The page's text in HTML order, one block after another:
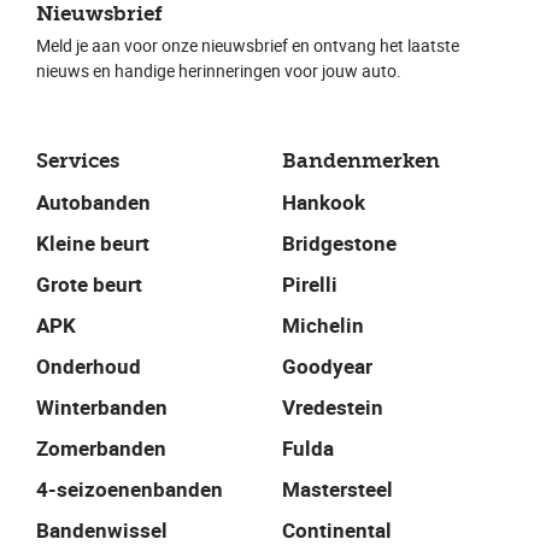
Services
Autobanden
Kleine beurt
Grote beurt
APK
Onderhoud
Winterbanden
Zomerbanden
4-seizoenenbanden
Bandenwissel
Bandenmerken
Hankook
Bridgestone
Pirelli
Michelin
Goodyear
Vredestein
Fulda
Mastersteel
Continental
Nieuwsbrief
Meld je aan voor onze nieuwsbrief en ontvang het laatste
nieuws en handige herinneringen voor jouw auto.